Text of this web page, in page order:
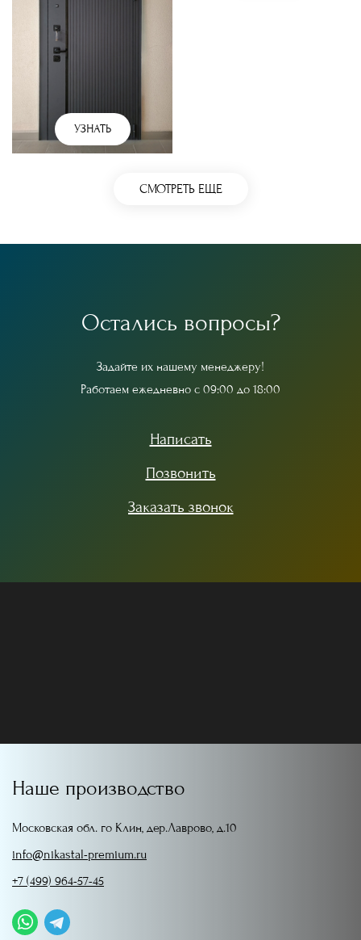
УЗНАТЬ
СМОТРЕТЬ ЕЩЕ
Остались вопросы?
Задайте их нашему менеджеру!
Работаем ежедневно с 09:00 до 18:00
Написать
Позвонить
Заказать звонок
Наше производство
Московская обл. го Клин, дер.Лаврово, д.10
info@nikastal-premium.ru
+7 (499) 964-57-45